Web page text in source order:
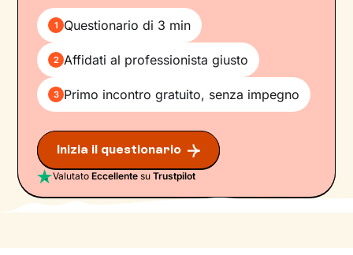
1 Questionario di 3 min
2 Affidati al professionista giusto
3 Primo incontro gratuito, senza impegno
Inizia il questionario
ValutatoEccellente suTrustpilot